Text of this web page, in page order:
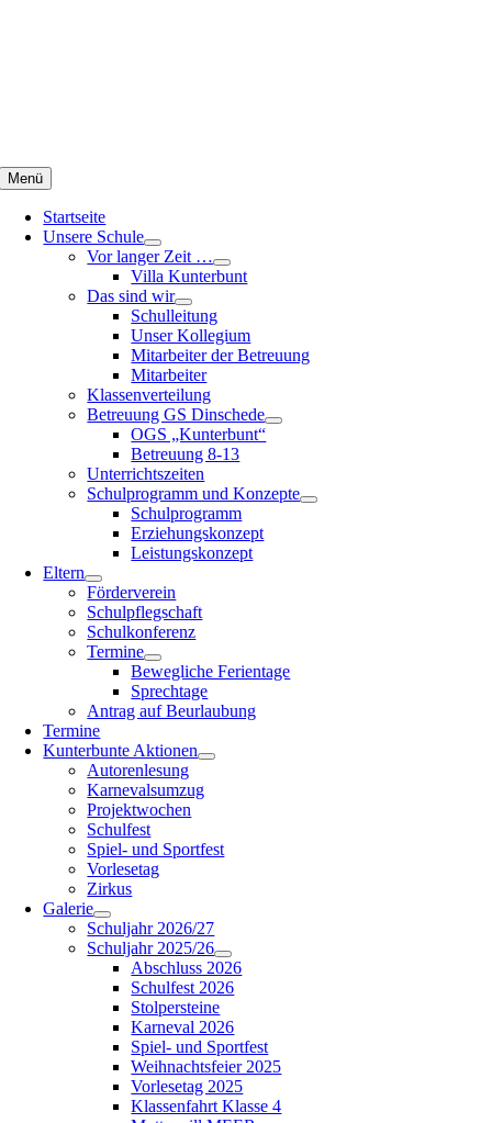
Menü
Startseite
Unsere Schule
Vor langer Zeit …
Villa Kunterbunt
Das sind wir
Schulleitung
Unser Kollegium
Mitarbeiter der Betreuung
Mitarbeiter
Klassenverteilung
Betreuung GS Dinschede
OGS „Kunterbunt“
Betreuung 8-13
Unterrichtszeiten
Schulprogramm und Konzepte
Schulprogramm
Erziehungskonzept
Leistungskonzept
Eltern
Förderverein
Schulpflegschaft
Schulkonferenz
Termine
Bewegliche Ferientage
Sprechtage
Antrag auf Beurlaubung
Termine
Kunterbunte Aktionen
Autorenlesung
Karnevalsumzug
Projektwochen
Schulfest
Spiel- und Sportfest
Vorlesetag
Zirkus
Galerie
Schuljahr 2026/27
Schuljahr 2025/26
Abschluss 2026
Schulfest 2026
Stolpersteine
Karneval 2026
Spiel- und Sportfest
Weihnachtsfeier 2025
Vorlesetag 2025
Klassenfahrt Klasse 4